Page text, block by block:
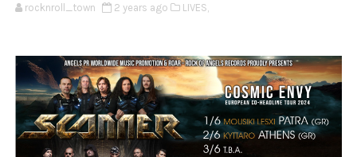
rocknroll_town 2 years ago LIVES,